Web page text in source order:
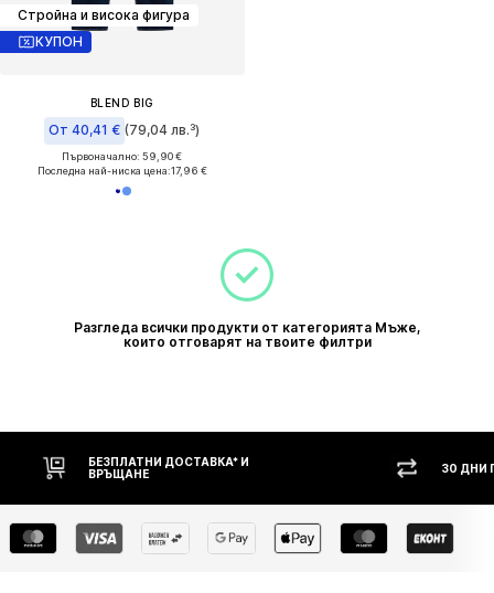
Стройна и висока фигура
КУПОН
BLEND BIG
От 40,41 € (79,04 лв.³)
Първоначално: 59,90 €
Последна най-ниска цена:17,96 €
Разгледа всички продукти от категорията Мъже,
които отговарят на твоите филтри
БЕЗПЛАТНИ ДОСТАВКА* И
ВРЪЩАНЕ
30 ДНИ